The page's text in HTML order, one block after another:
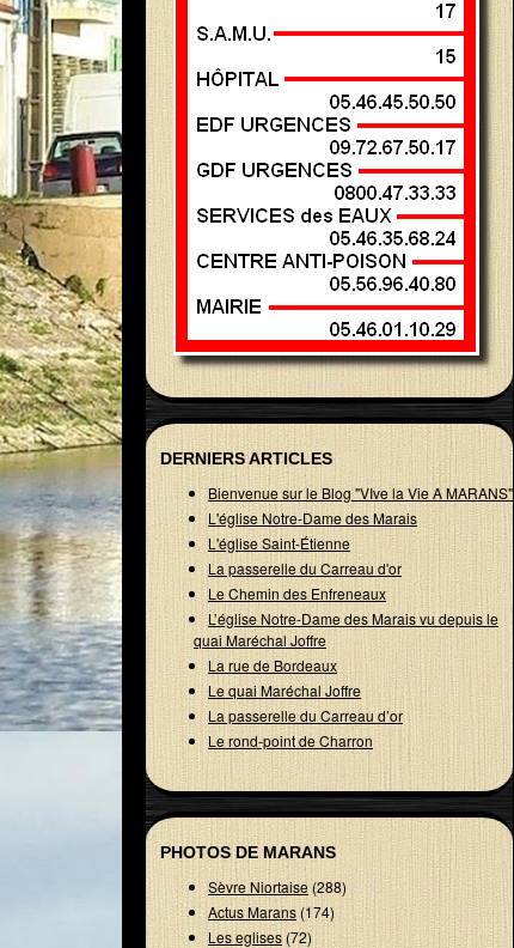
DERNIERS ARTICLES
Bienvenue sur le Blog "VIve la Vie A MARANS"
L'église Notre-Dame des Marais
L'église Saint-Étienne
La passerelle du Carreau d'or
Le Chemin des Enfreneaux
L’église Notre-Dame des Marais vu depuis le
quai Maréchal Joffre
La rue de Bordeaux
Le quai Maréchal Joffre
La passerelle du Carreau d’or
Le rond-point de Charron
PHOTOS DE MARANS
Sèvre Niortaise(288)
Actus Marans (174)
Les eglises(72)